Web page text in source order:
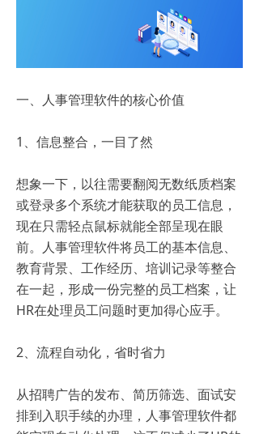
一、人事管理软件的核心价值
1、信息整合，一目了然
想象一下，以往需要翻阅无数纸质档案
或登录多个系统才能获取的员工信息，
现在只需轻点鼠标就能全部呈现在眼
前。人事管理软件将员工的基本信息、
教育背景、工作经历、培训记录等整合
在一起，形成一份完整的员工档案，让
HR在处理员工问题时更加得心应手。
2、流程自动化，省时省力
从招聘广告的发布、简历筛选、面试安
排到入职手续的办理，人事管理软件都